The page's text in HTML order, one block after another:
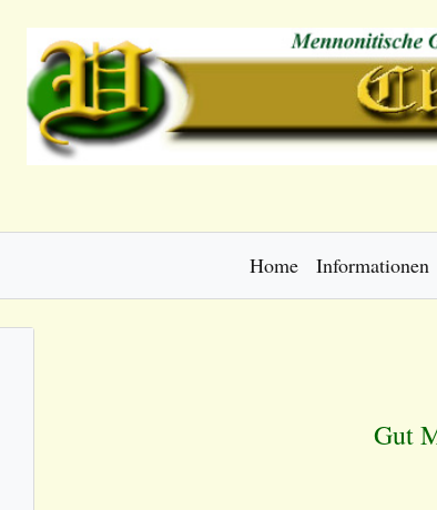
Home Informationen
Gut